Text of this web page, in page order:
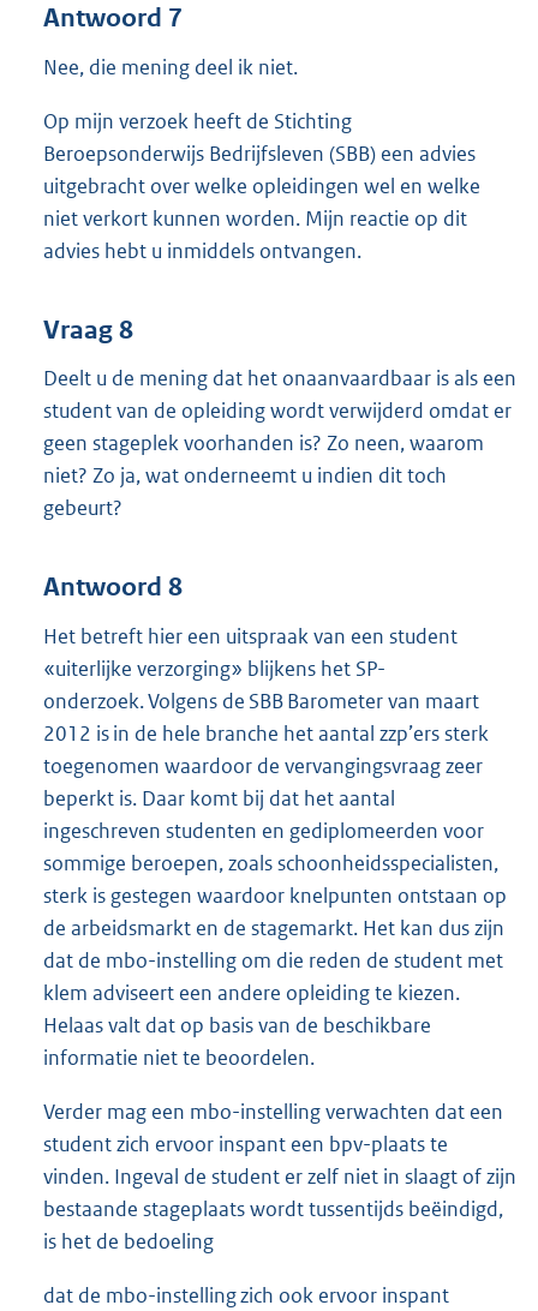
Antwoord 7
Nee, die mening deel ik niet.
Op mijn verzoek heeft de Stichting
Beroepsonderwijs Bedrijfsleven (SBB) een advies
uitgebracht over welke opleidingen wel en welke
niet verkort kunnen worden. Mijn reactie op dit
advies hebt u inmiddels ontvangen.
Vraag 8
Deelt u de mening dat het onaanvaardbaar is als een
student van de opleiding wordt verwijderd omdat er
geen stageplek voorhanden is? Zo neen, waarom
niet? Zo ja, wat onderneemt u indien dit toch
gebeurt?
Antwoord 8
Het betreft hier een uitspraak van een student
«uiterlijke verzorging» blijkens het SP-
onderzoek. Volgens de SBB Barometer van maart
2012 is in de hele branche het aantal zzp’ers sterk
toegenomen waardoor de vervangingsvraag zeer
beperkt is. Daar komt bij dat het aantal
ingeschreven studenten en gediplomeerden voor
sommige beroepen, zoals schoonheidsspecialisten,
sterk is gestegen waardoor knelpunten ontstaan op
de arbeidsmarkt en de stagemarkt. Het kan dus zijn
dat de mbo-instelling om die reden de student met
klem adviseert een andere opleiding te kiezen.
Helaas valt dat op basis van de beschikbare
informatie niet te beoordelen.
Verder mag een mbo-instelling verwachten dat een
student zich ervoor inspant een bpv-plaats te
vinden. Ingeval de student er zelf niet in slaagt of zijn
bestaande stageplaats wordt tussentijds beëindigd,
is het de bedoeling
dat de mbo-instelling zich ook ervoor inspant